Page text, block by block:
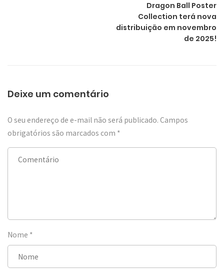
Dragon Ball Poster
Collection terá nova
distribuição em novembro
de 2025!
Deixe um comentário
O seu endereço de e-mail não será publicado. Campos
obrigatórios são marcados com *
Nome *